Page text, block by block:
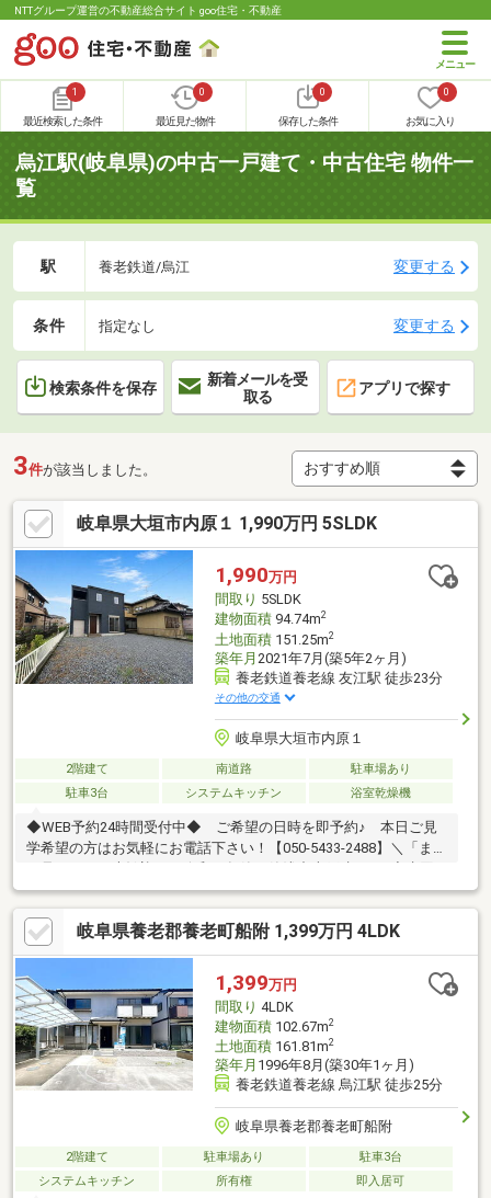
NTTグループ運営の不動産総合サイト goo住宅・不動産
1
最近検索した条件
0
最近見た物件
0
保存した条件
0
お気に入り
烏江駅(岐阜県)の中古一戸建て・中古住宅 物件一
覧
駅 養老鉄道/烏江 変更する
条件 指定なし 変更する
検索条件を保存
新着メールを受
取る
アプリで探す
3件が該当しました。
岐阜県大垣市内原１ 1,990万円 5SLDK
1,990万円
間取り 5SLDK
建物面積94.74m2
土地面積151.25m2
築年月 2021年7月(築5年2ヶ月)
養老鉄道養老線 友江駅 徒歩23分
その他の交通
岐阜県大垣市内原１
2階建て 南道路
駐車場あり
駐車3台
システムキッチン 浴室乾燥機
◆WEB予約24時間受付中◆ ご希望の日時を即予約♪ 本日ご見
学希望の方はお気軽にお電話下さい！【050-5433-2488】＼「まず
り一式リフォーム済み！◆太陽光パネル付き！◆２階に５部屋あ
り ５LDK＋収納豊富◆屋外とつながる収納スペースあり◆江東
小学校まで徒歩11分！◆258号線が近く大垣市街地のアクセス良
好◎
岐阜県養老郡養老町船附 1,399万円 4LDK
1,399万円
間取り 4LDK
建物面積102.67m2
土地面積161.81m2
築年月 1996年8月(築30年1ヶ月)
養老鉄道養老線 烏江駅 徒歩25分
岐阜県養老郡養老町船附
2階建て 駐車場あり
駐車3台
システムキッチン
所有権 即入居可